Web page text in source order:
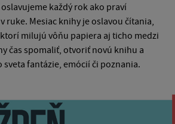
každý rok ako praví
ruke. Mesiac knihy je oslavou čítania,
milujú vôňu papiera aj ticho medzi
čas spomaliť, otvoriť novú knihu a
sveta fantázie, emócií či poznania.